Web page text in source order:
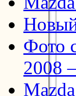
Фото
2008